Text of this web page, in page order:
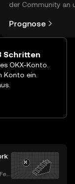
der Community an
Prognose
Schritten
OKX-Konto.
Konto ein.